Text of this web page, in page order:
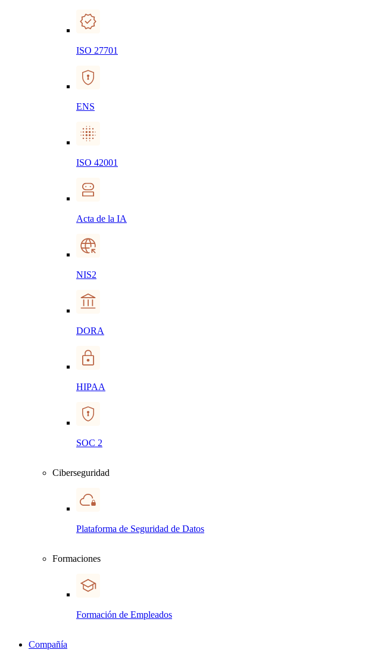
ISO 27701
ENS
ISO 42001
Acta de la IA
NIS2
DORA
HIPAA
SOC 2
Ciberseguridad
Plataforma de Seguridad de Datos
Formaciones
Formación de Empleados
Compañía